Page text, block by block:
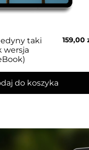
taki
wersja
159,00
do koszyka